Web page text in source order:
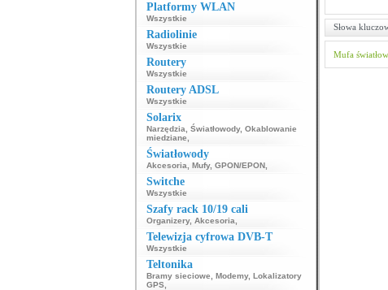
Platformy WLAN
Wszystkie
Radiolinie
Wszystkie
Routery
Wszystkie
Routery ADSL
Wszystkie
Solarix
Narzędzia Światłowody, Okablowanie
miedziane
Światłowody
Akcesoria Mufy, GPON/EPON,
Switche
Wszystkie
Szafy rack 10/19 cali
Organizery, Akcesoria
Telewizja cyfrowa DVB-T
Wszystkie
Teltonika
Bramy sieciowe Modemy, Lokalizatory
GPS,
Słowa
Mufa